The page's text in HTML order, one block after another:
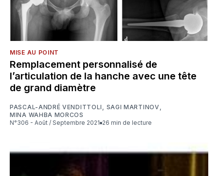
MISE AU POINT
Remplacement personnalisé de
l’articulation de la hanche avec une tête
de grand diamètre
PASCAL-ANDRÉ VENDITTOLI , SAGI MARTINOV ,
MINA WAHBA MORCOS
N°306 - Août / Septembre 2021
26 min de lecture